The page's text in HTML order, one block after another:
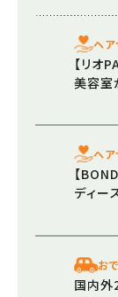
ヘア
【リオ
美容室
ヘア
【
ディー
ニュ
お
国内外